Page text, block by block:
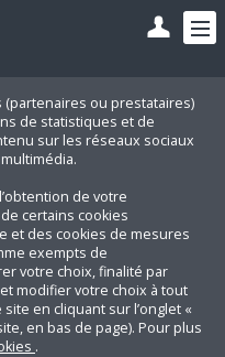
(partenaires ou prestataires)
de statistiques et de
sur les réseaux sociaux
de votre
certains cookies
et des cookies de mesures
exempts de
votre choix, finalité par
modifier votre choix à tout
en cliquant sur l’onglet «
en bas de page). Pour plus
.